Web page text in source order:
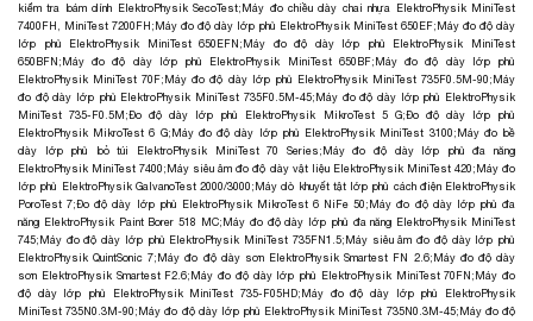
kiểm tra bám dính ElektroPhysik SecoTest;Máy đo chiều dày chai nhựa ElektroPhysik MiniTest
7400FH, MiniTest 7200FH;Máy đo độ dày lớp phủ ElektroPhysik MiniTest 650EF;Máy đo độ dày
lớp phủ ElektroPhysik MiniTest 650EFN;Máy đo độ dày lớp phủ ElektroPhysik MiniTest
650BFN;Máy đo độ dày lớp phủ ElektroPhysik MiniTest 650BF;Máy đo độ dày lớp phủ
ElektroPhysik MiniTest 70F;Máy đo độ dày lớp phủ ElektroPhysik MiniTest 735F0.5M-90;Máy
đo độ dày lớp phủ ElektroPhysik MiniTest 735F0.5M-45;Máy đo độ dày lớp phủ ElektroPhysik
MiniTest 735-F0.5M;Đo độ dày lớp phủ ElektroPhysik MikroTest 5 G;Đo độ dày lớp phủ
ElektroPhysik MikroTest 6 G;Máy đo độ dày lớp phủ ElektroPhysik MiniTest 3100;Máy đo bề
dày lớp phủ bỏ túi ElektroPhysik MiniTest 70 Series;Máy đo độ dày lớp phủ đa năng
ElektroPhysik MiniTest 7400;Máy siêu âm đo độ dày vật liệu ElektroPhysik MiniTest 420;Máy đo
lớp phủ ElektroPhysik GalvanoTest 2000/3000;Máy dò khuyết tật lớp phủ cách điện ElektroPhysik
PoroTest 7;Đo độ dày lớp phủ ElektroPhysik MikroTest 6 NiFe 50;Máy đo độ dày lớp phủ đa
năng ElektroPhysik Paint Borer 518 MC;Máy đo độ dày lớp phủ đa năng ElektroPhysik MiniTest
745;Máy đo độ dày lớp phủ ElektroPhysik MiniTest 735FN1.5;Máy siêu âm đo độ dày lớp phủ
ElektroPhysik QuintSonic 7;Máy đo độ dày sơn ElektroPhysik Smartest FN 2.6;Máy đo độ dày
sơn ElektroPhysik Smartest F2.6;Máy đo độ dày lớp phủ ElektroPhysik MiniTest 70FN;Máy đo
độ dày lớp phủ ElektroPhysik MiniTest 735-F05HD;Máy đo độ dày lớp phủ ElektroPhysik
MiniTest 735N0.3M-90;Máy đo độ dày lớp phủ ElektroPhysik MiniTest 735N0.3M-45;Máy đo độ